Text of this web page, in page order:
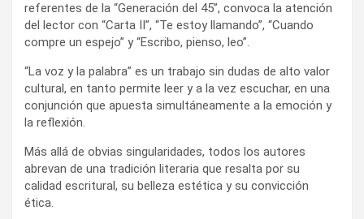
referentes de la “Generación del 45”, convoca la atención
del lector con “Carta II”, “Te estoy llamando”, “Cuando
compre un espejo” y “Escribo, pienso, leo”.
“La voz y la palabra” es un trabajo sin dudas de alto valor
cultural, en tanto permite leer y a la vez escuchar, en una
conjunción que apuesta simultáneamente a la emoción y
la reflexión.
Más allá de obvias singularidades, todos los autores
abrevan de una tradición literaria que resalta por su
calidad escritural, su belleza estética y su convicción
ética.